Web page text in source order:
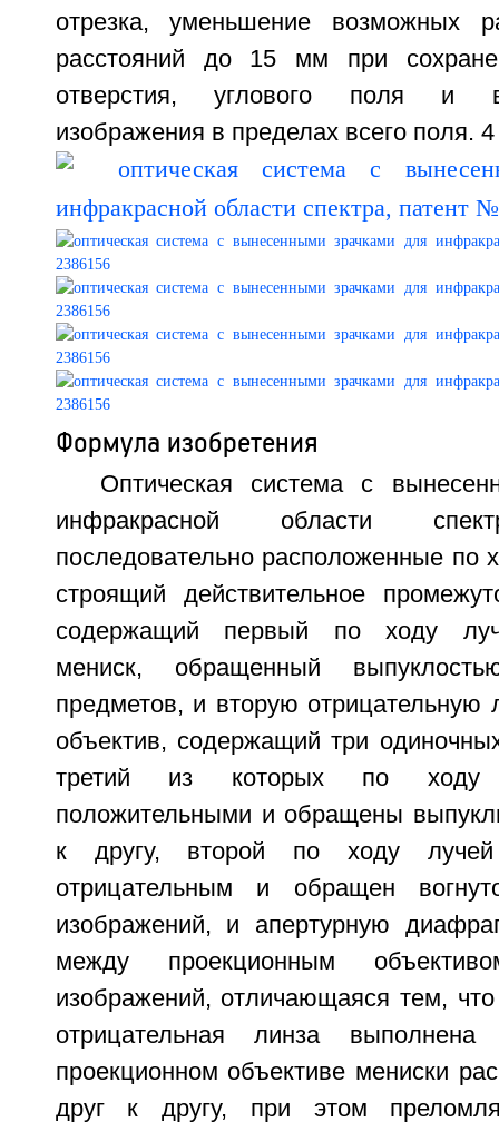
отрезка, уменьшение возможных
расстояний до 15 мм при
отверстия, углового поля и
изображения в пределах всего поля.
Формула изобретения
Оптическая система с
инфракрасной области
последовательно расположенные по
строящий действительное
содержащий первый по ходу
мениск, обращенный
предметов, и вторую отрицательную
объектив, содержащий три
третий из которых по ходу
положительными и обращены
к другу, второй по ходу лучей
отрицательным и обращен
изображений, и апертурную
между проекционным
изображений, отличающаяся тем,
отрицательная линза выполнена
проекционном объективе мениски
друг к другу, при этом